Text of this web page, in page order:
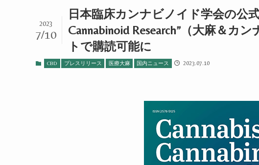
日本臨床カンナビノイド学会の公
Cannabinoid Research”（大麻＆カ
トで購読可能に
2023
7/10
CBD プレスリリース 医療大麻 国内ニュース 2023.07.10